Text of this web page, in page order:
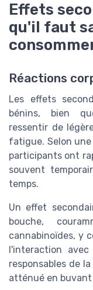
Effets
qu'il faut
Réactions
Les effets
bénins, bien
ressentir de
fatigue. Selon une
participants ont
souvent
temps.
Un effet
bouche,
cannabinoïdes, y
l'interaction avec
responsables de
atténué en